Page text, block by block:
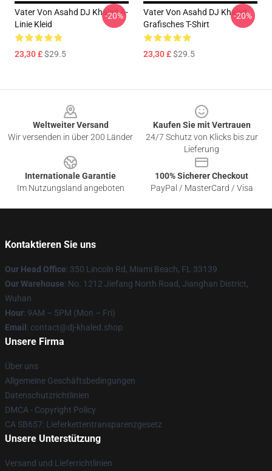
Vater Von Asahd DJ Khaled A-
Linie Kleid
23,30 £$29.5
-20%
Vater Von Asahd DJ Khaled
Grafisches T-Shirt
23,30 £$29.5
-20%
Weltweiter Versand
Wir versenden in über 200 Länder
Kaufen Sie mit Vertrauen
24/7 Schutz von Klicks bis zur
Lieferung
Internationale Garantie
Im Nutzungsland angeboten
100% Sicherer Checkout
PayPal / MasterCard / Visa
Kontaktieren Sie uns
Our Head Office: 350 Lincoln Rd, Miami Beach, FL 33139
Our Warehouse: No. 1212 Jiefang North Road, Jianghan District,
Wuhan
Hour: 9AM – 5PM (Mon – Fri)
Email : contact@dj-khaled.shop
Unsere Firma
Über uns
Allgemeine Geschäftsbedingungen
Datenschutzrichtlinien
DMCA - Copyright Policy
CA SB657: Lieferkettentransparenzgesetz
Unsere Unterstützung
Versand und Lieferrichtlinien